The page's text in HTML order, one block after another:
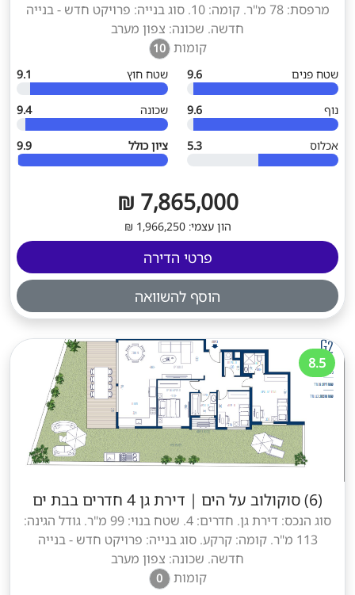
מרפסת: 78 מ"ר. קומה: 10. סוג בנייה: פרויקט חדש - בנייה
חדשה. שכונה: צפון מערב
קומות 10
שטח פנים
9.6 שטח חוץ 9.1
נוף 9.6 שכונה 9.4
אכלוס 5.3 ציון כולל 9.9
7,865,000 ₪
הון עצמי: 1,966,250 ₪
פרטי הדירה
הוסף להשוואה
8.5
(6) סוקולוב על הים | דירת גן 4 חדרים בבת ים
סוג הנכס: דירת גן. חדרים: 4. שטח בנוי: 99 מ"ר. גודל הגינה:
113 מ"ר. קומה: קרקע. סוג בנייה: פרויקט חדש - בנייה
חדשה. שכונה: צפון מערב
קומות
0